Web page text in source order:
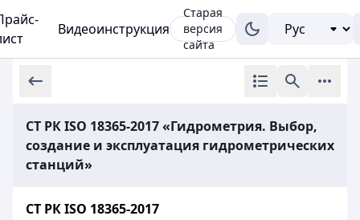
Видеоинструкция
Старая
версия
сайта
СТ РК ISO 18365-2017 «Гидрометрия. Выбор,
создание и эксплуатация гидрометрических
станций»
СТ РК ISO 18365-2017